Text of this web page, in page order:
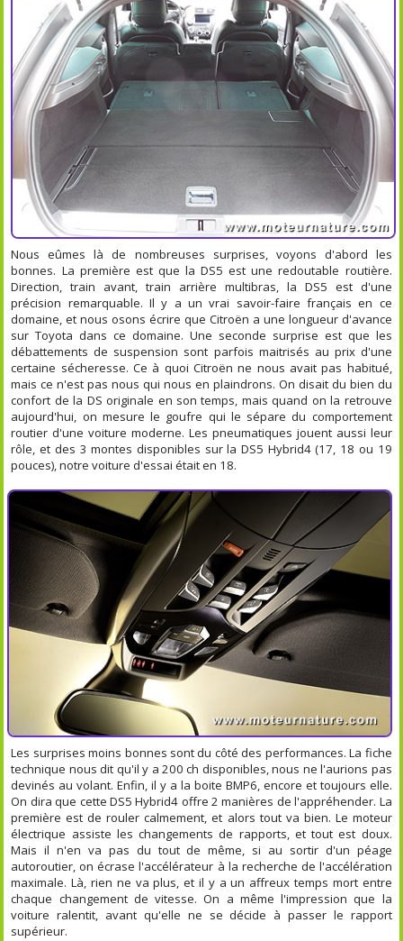
Nous eûmes là de nombreuses surprises, voyons d'abord les
bonnes. La première est que la DS5 est une redoutable routière.
Direction, train avant, train arrière multibras, la DS5 est d'une
précision remarquable. Il y a un vrai savoir-faire français en ce
domaine, et nous osons écrire que Citroën a une longueur d'avance
sur Toyota dans ce domaine. Une seconde surprise est que les
débattements de suspension sont parfois maitrisés au prix d'une
certaine sécheresse. Ce à quoi Citroën ne nous avait pas habitué,
mais ce n'est pas nous qui nous en plaindrons. On disait du bien du
confort de la DS originale en son temps, mais quand on la retrouve
aujourd'hui, on mesure le goufre qui le sépare du comportement
routier d'une voiture moderne. Les pneumatiques jouent aussi leur
rôle, et des 3 montes disponibles sur la DS5 Hybrid4 (17, 18 ou 19
pouces), notre voiture d'essai était en 18.
Les surprises moins bonnes sont du côté des performances. La fiche
technique nous dit qu'il y a 200 ch disponibles, nous ne l'aurions pas
devinés au volant. Enfin, il y a la boite BMP6, encore et toujours elle.
On dira que cette DS5 Hybrid4 offre 2 manières de l'appréhender. La
première est de rouler calmement, et alors tout va bien. Le moteur
électrique assiste les changements de rapports, et tout est doux.
Mais il n'en va pas du tout de même, si au sortir d'un péage
autoroutier, on écrase l'accélérateur à la recherche de l'accélération
maximale. Là, rien ne va plus, et il y a un affreux temps mort entre
chaque changement de vitesse. On a même l'impression que la
voiture ralentit, avant qu'elle ne se décide à passer le rapport
supérieur.